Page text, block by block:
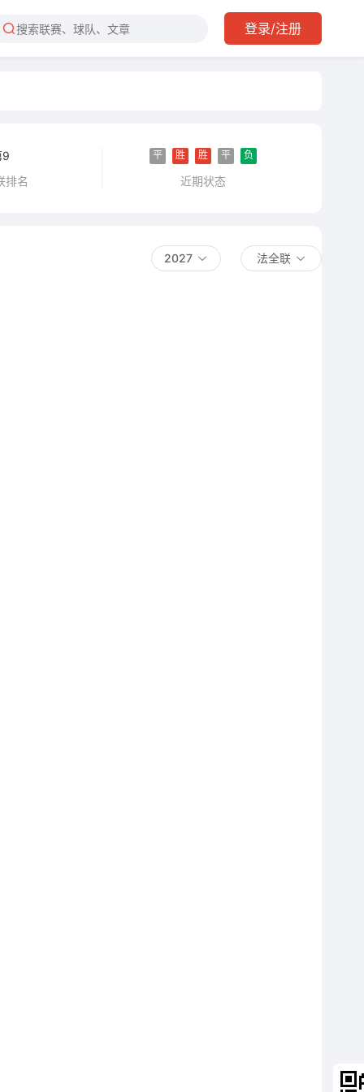
登录/注册
9
排名
平 胜 胜 平 负
近期状态
2027 法全联